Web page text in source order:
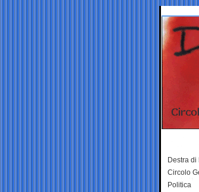
Destra
Circolo
Politica